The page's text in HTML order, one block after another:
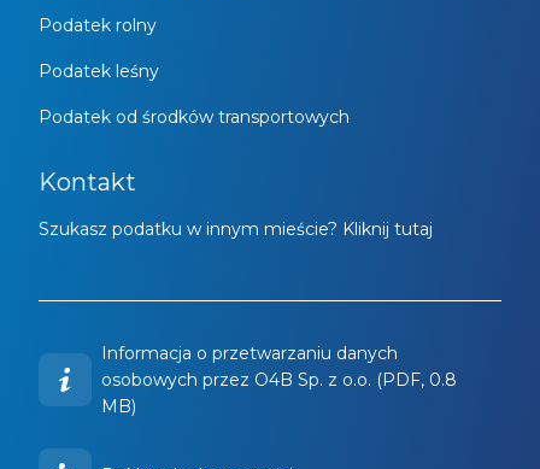
Podatek rolny
Podatek leśny
Podatek od środków transportowych
Kontakt
Szukasz podatku w innym mieście? Kliknij tutaj
Informacja o przetwarzaniu danych
osobowych przez O4B Sp. z o.o. (PDF, 0.8
MB)